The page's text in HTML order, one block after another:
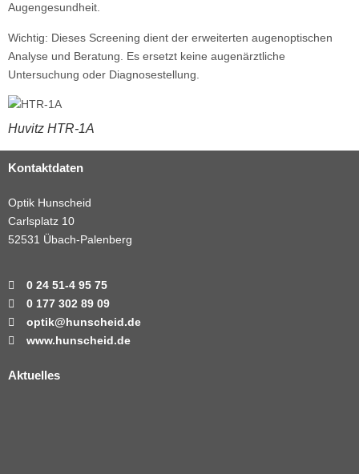
Augengesundheit.
Wichtig: Dieses Screening dient der erweiterten augenoptischen
Analyse und Beratung. Es ersetzt keine augenärztliche
Untersuchung oder Diagnosestellung.
Huvitz HTR-1A
Kontaktdaten
Optik Hunscheid
Carlsplatz 10
52531 Übach-Palenberg
0 24 51-4 95 75
0 177 302 89 09
optik@hunscheid.de
www.hunscheid.de
Aktuelles